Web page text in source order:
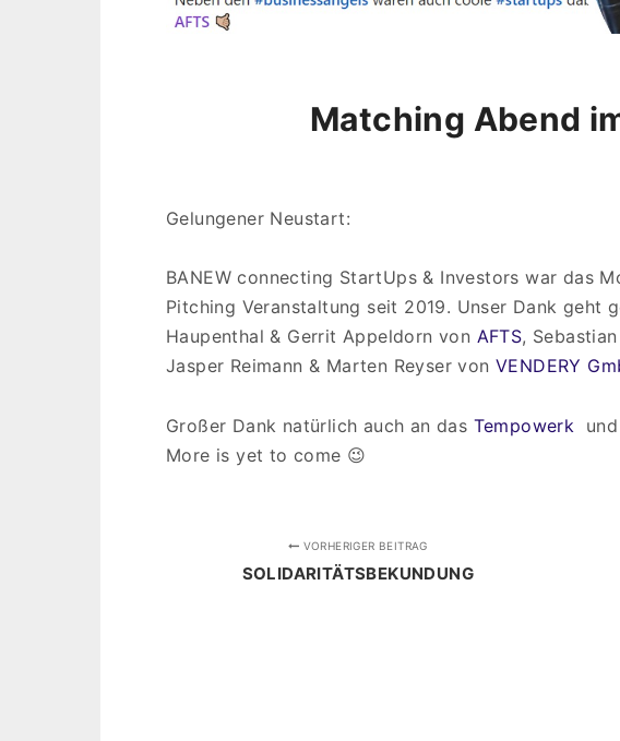
Matching Abend
Gelungener Neustart:
BANEW connecting StartUps & Investors war das
Pitching Veranstaltung seit 2019. Unser Dank geht
Haupenthal & Gerrit Appeldorn von AFTS,
Jasper Reimann & Marten Reyser von VENDERY
Großer Dank natürlich auch an das Tempowerk
More is yet to come 😉
VORHERIGER BEITRAG
SOLIDARITÄTSBEKUNDUNG